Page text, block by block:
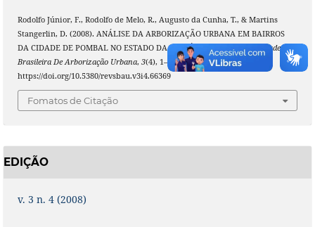
Rodolfo Júnior, F., Rodolfo de Melo, R., Augusto da Cunha, T., & Martins
Stangerlin, D. (2008). ANÁLISE DA ARBORIZAÇÃO URBANA EM BAIRROS
DA CIDADE DE POMBAL NO ESTADO DA PARAÍBA.
Revista Da Sociedade
Brasileira De Arborização Urbana, 3(4), 1–19.
https://doi.org/10.5380/revsbau.v3i4.66369
Fomatos de Citação
EDIÇÃO
v. 3 n. 4 (2008)